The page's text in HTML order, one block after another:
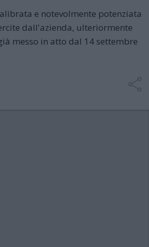
e notevolmente potenziata
dall'azienda, ulteriormente
messo in atto dal 14 settembre